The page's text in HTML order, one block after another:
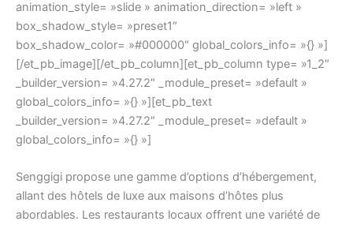
animation_style= »slide » animation_direction= »left »
box_shadow_style= »preset1″
box_shadow_color= »#000000″ global_colors_info= »{} »]
[/et_pb_image][/et_pb_column][et_pb_column type= »1_2″
_builder_version= »4.27.2″ _module_preset= »default »
global_colors_info= »{} »][et_pb_text
_builder_version= »4.27.2″ _module_preset= »default »
global_colors_info= »{} »]
Senggigi propose une gamme d’options d’hébergement,
allant des hôtels de luxe aux maisons d’hôtes plus
abordables. Les restaurants locaux offrent une variété de